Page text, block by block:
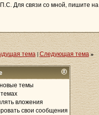
П.С. Для связи со мной, пишите на
тема|Следующая тема»
темы
вложения
свои сообщения